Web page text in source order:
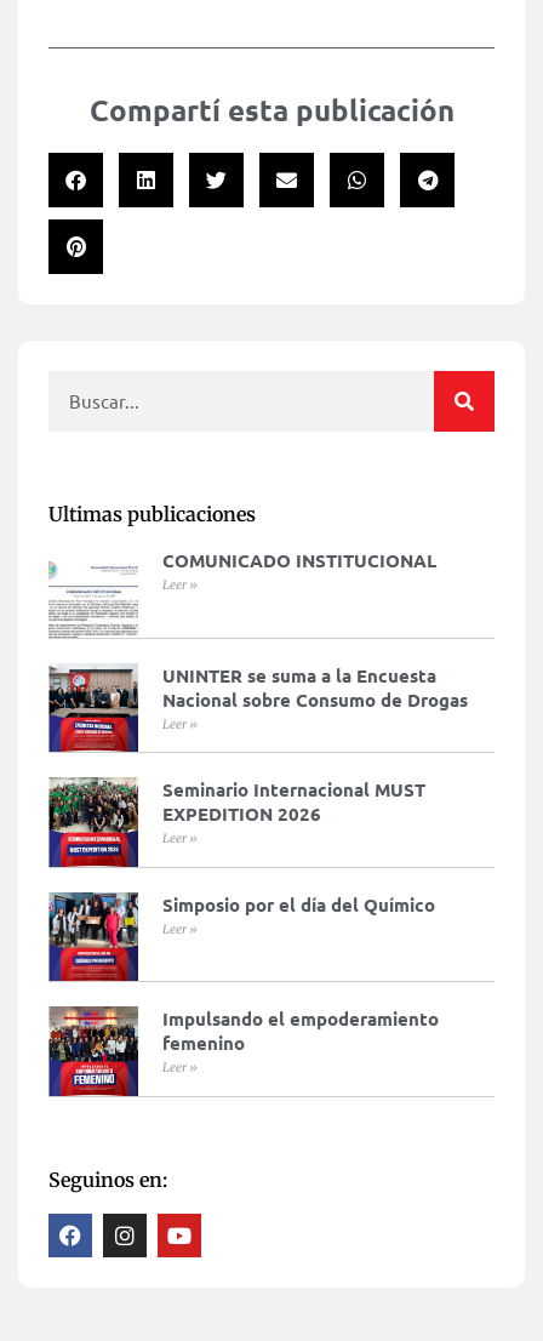
Compartí esta publicación
Ultimas publicaciones
COMUNICADO INSTITUCIONAL
Leer »
UNINTER se suma a la Encuesta
Nacional sobre Consumo de Drogas
Leer »
Seminario Internacional MUST
EXPEDITION 2026
Leer »
Simposio por el día del Químico
Leer »
Impulsando el empoderamiento
femenino
Leer »
Seguinos en: